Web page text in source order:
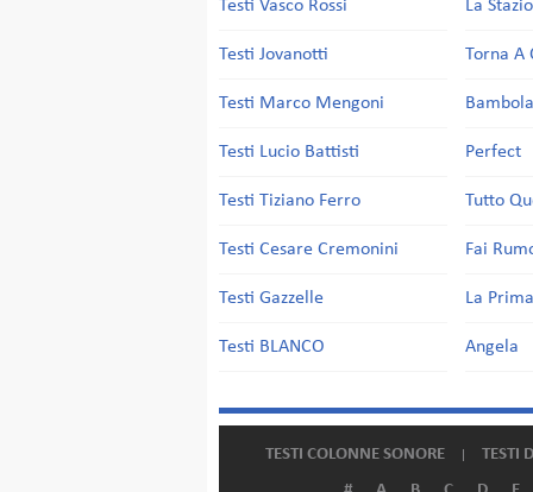
Testi Vasco Rossi
Testi Jovanotti
Testi Marco Mengoni
Testi Lucio Battisti
Testi Tiziano Ferro
Testi Cesare Cremonini
Testi Gazzelle
Testi BLANCO
La
Torna A
Bambola
Perfect
Tutto
Fai
La
Angela
TESTI COLONNE SONORE TESTI